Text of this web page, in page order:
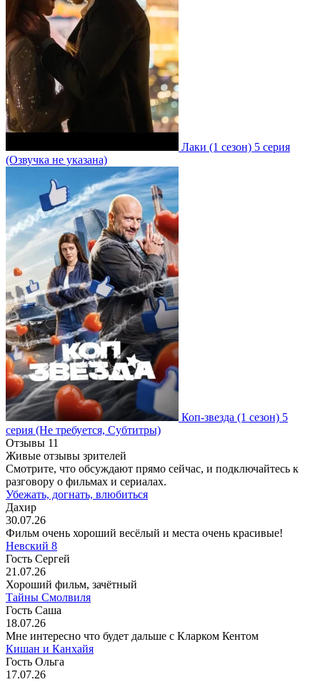
Лаки (1 сезон) 5 серия
(Озвучка не указана)
Коп-звезда (1 сезон) 5
серия (Не требуется, Субтитры)
Отзывы 11
Живые отзывы зрителей
Смотрите, что обсуждают прямо сейчас, и подключайтесь к
разговору о фильмах и сериалах.
Убежать, догнать, влюбиться
Дахир
30.07.26
Фильм очень хороший весёлый и места очень красивые!
Невский 8
Гость Сергей
21.07.26
Хороший фильм, зачётный
Тайны Смолвиля
Гость Саша
18.07.26
Мне интересно что будет дальше с Кларком Кентом
Кишан и Канхайя
Гость Ольга
17.07.26